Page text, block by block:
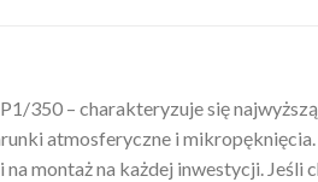
350 – charakteryzuje się
atmosferyczne i
montaż na każdej inwestycji. Jeśli